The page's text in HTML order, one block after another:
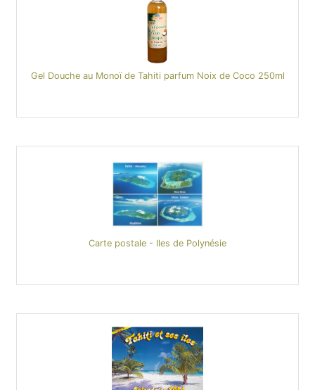
Gel Douche au Monoï de Tahiti parfum Noix de Coco 250ml
Carte postale - Iles de Polynésie